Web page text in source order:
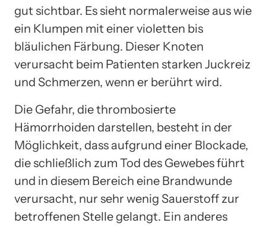
gut sichtbar. Es sieht normalerweise aus wie
ein Klumpen mit einer violetten bis
bläulichen Färbung. Dieser Knoten
verursacht beim Patienten starken Juckreiz
und Schmerzen, wenn er berührt wird.
Die Gefahr, die thrombosierte
Hämorrhoiden darstellen, besteht in der
Möglichkeit, dass aufgrund einer Blockade,
die schließlich zum Tod des Gewebes führt
und in diesem Bereich eine Brandwunde
verursacht, nur sehr wenig Sauerstoff zur
betroffenen Stelle gelangt. Ein anderes